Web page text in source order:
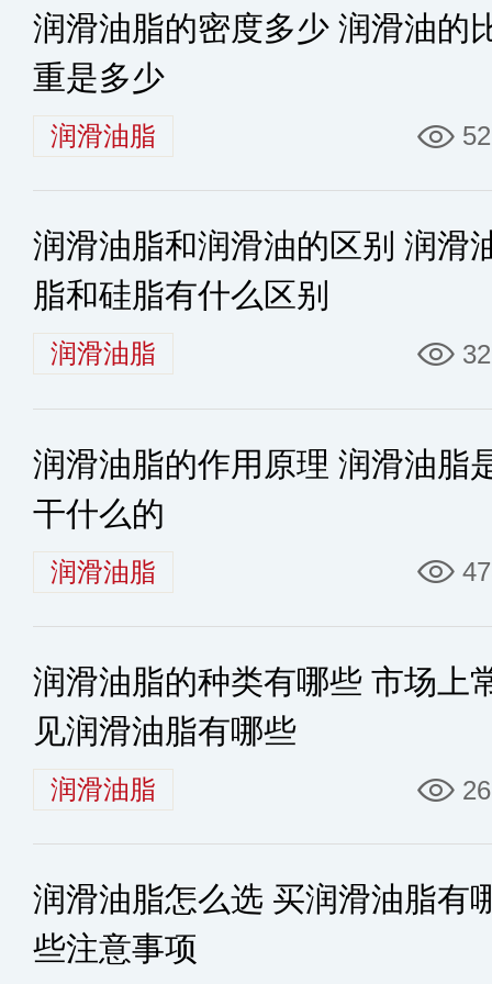
润滑油脂的密度多少 润滑油的
重是多少
润滑油脂
润滑油脂和润滑油的区别 润滑
脂和硅脂有什么区别
润滑油脂
润滑油脂的作用原理 润滑油脂
干什么的
润滑油脂
润滑油脂的种类有哪些 市场上
见润滑油脂有哪些
润滑油脂
润滑油脂怎么选 买润滑油脂有
些注意事项